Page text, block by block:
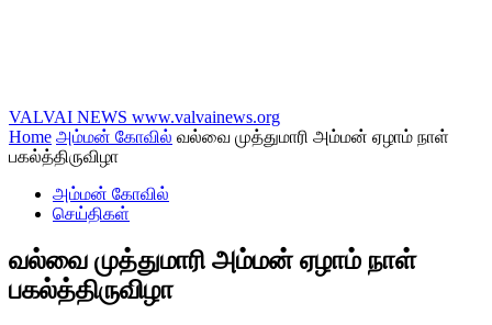
VALVAI NEWS www.valvainews.org
Home அம்மன் கோவில் வல்வை முத்துமாரி அம்மன் ஏழாம் நாள்
பகல்த்திருவிழா
அம்மன் கோவில்
செய்திகள்
வல்வை முத்துமாரி அம்மன் ஏழாம் நாள்
பகல்த்திருவிழா